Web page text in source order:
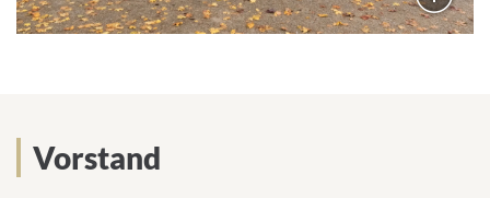
Vorstand
Vorstand